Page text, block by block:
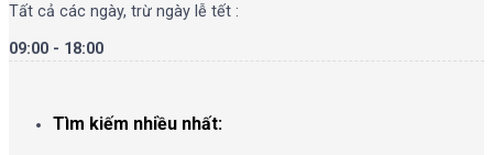
Tất cả các ngày, trừ ngày lễ tết :
09:00 - 18:00
Tìm kiếm nhiều nhất: